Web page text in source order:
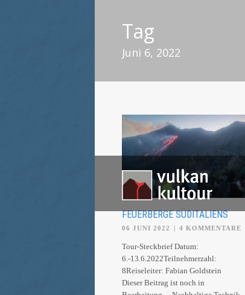
Tag
Juni 6, 2022
FEUERBERGE SÜDITALIENS
06 JUNI 2022 | 4 KOMMENTARE
Tour-Steckbrief Datum:
6.-13.6.2022Teilnehmerzahl:
8Reiseleiter: Fabian Goldstein
Dieser Beitrag ist noch in